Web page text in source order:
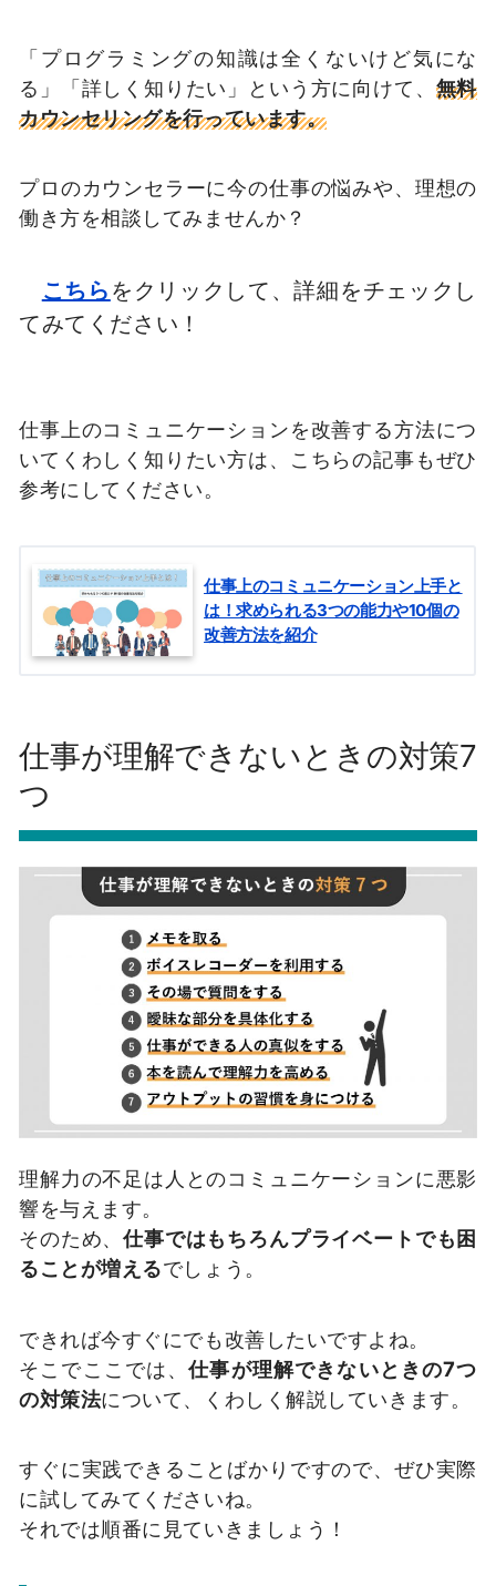
「プログラミングの知識は全くないけど気にな
る」「詳しく知りたい」という方に向けて、 無料
カウンセリングを行っています。
プロのカウンセラーに今の仕事の悩みや、理想の
働き方を相談してみませんか？
こちら をクリックして、詳細をチェックし
てみてください！
仕事上のコミュニケーションを改善する方法につ
いてくわしく知りたい方は、こちらの記事もぜひ
参考にしてください。
仕事上のコミュニケーション上手と
は！求められる3つの能力や10個の
改善方法を紹介
仕事が理解できないときの対策7
つ
理解力の不足は人とのコミュニケーションに悪影
響を与えます。
そのため、仕事ではもちろんプライベートでも困
ることが増えるでしょう。
できれば今すぐにでも改善したいですよね。
そこでここでは、仕事が理解できないときの7つ
の対策法について、くわしく解説していきます。
すぐに実践できることばかりですので、ぜひ実際
に試してみてくださいね。
それでは順番に見ていきましょう！